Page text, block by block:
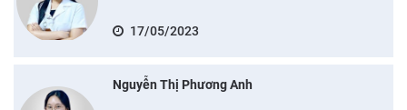
17/05/2023
Nguyễn Thị Phương Anh